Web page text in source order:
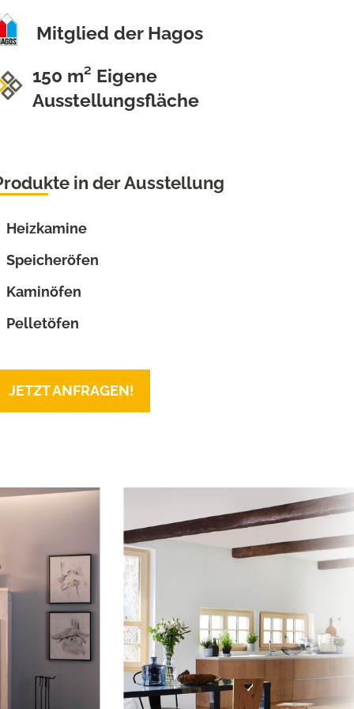
Mitglied der Hagos
150 m² Eigene
Ausstellungsfläche
in der Ausstellung
Heizkamine
Speicheröfen
Kaminöfen
Pelletöfen
JETZT ANFRAGEN!